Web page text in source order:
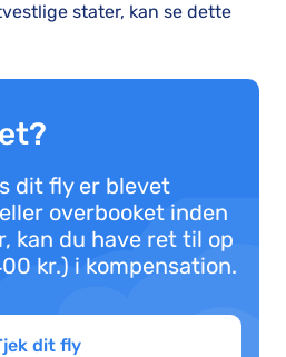
stater, kan se dette
dit fly er blevet
overbooket inden
kan du have ret til op
kr.) i kompensation.
dit fly